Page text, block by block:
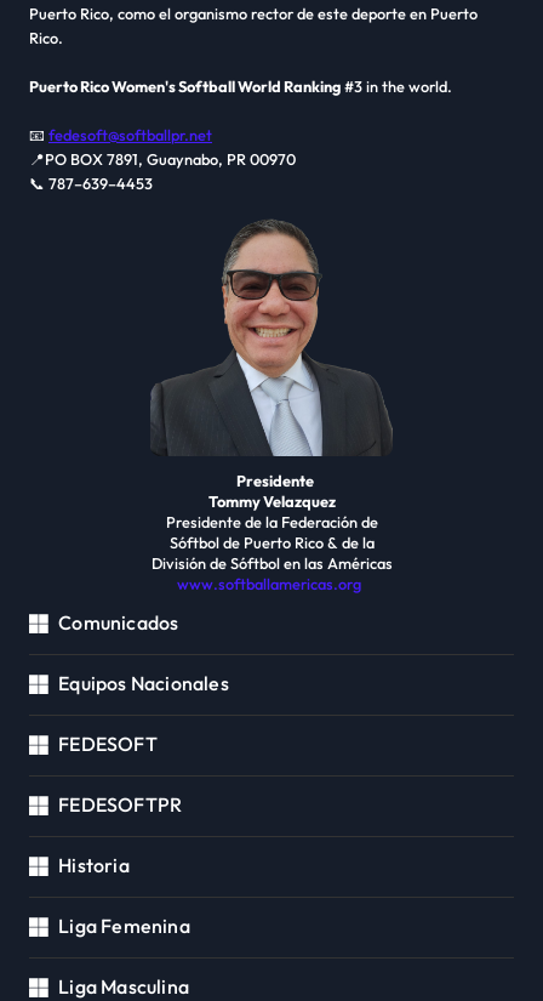
Puerto Rico, como el organismo rector de este deporte en Puerto
Rico.
Puerto Rico Women's Softball World Ranking#3 in the world.
📧 fedesoft@softballpr.net
📍PO BOX 7891, Guaynabo, PR 00970
📞 787–639–4453
Presidente
Tommy Velazquez
Presidente de la Federación de
Sóftbol de Puerto Rico & de la
División de Sóftbol en las Américas
www.softballamericas.org
Comunicados
Equipos Nacionales
FEDESOFT
FEDESOFTPR
Historia
Liga Femenina
Liga Masculina